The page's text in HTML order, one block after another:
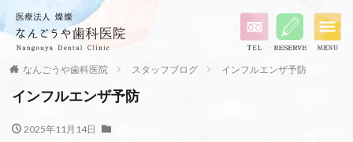
なんごうや歯科医院 スタッフブログ インフルエンザ予防
インフルエンザ予防
2025年11月14日